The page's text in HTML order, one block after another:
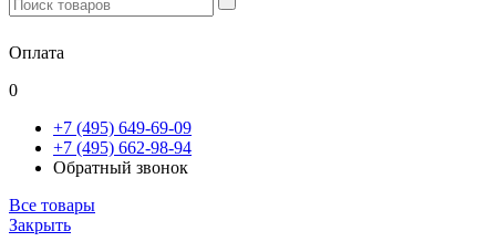
Оплата
0
+7 (495) 649-69-09
+7 (495) 662-98-94
Обратный звонок
Все товары
Закрыть